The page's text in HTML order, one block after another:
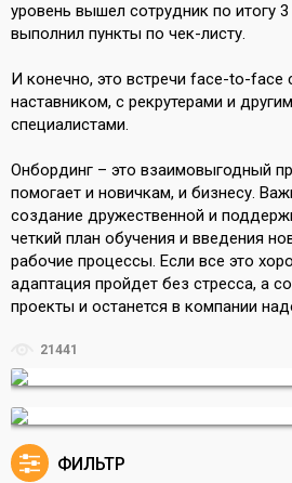
уровень вышел сотрудник по итогу
выполнил пункты по чек-листу.
И конечно, это встречи face-to-face
наставником, с рекрутерами и
специалистами.
Онбординг – это взаимовыгодный
помогает и новичкам, и бизнесу.
создание дружественной и
четкий план обучения и введения
рабочие процессы. Если все это
адаптация пройдет без стресса, а
проекты и останется в компании
21441